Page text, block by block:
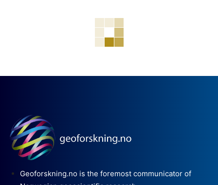
Geoforskning.no is the foremost communicator of